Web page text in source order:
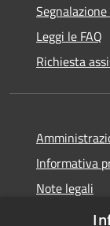
Leggi le FAQ
Richiesta
Informativa
Note legali